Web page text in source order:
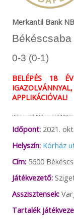
Merkantil Bank
0-3 (0-1)
BELÉPÉS 18
APPLIKÁCIÓVAL!
Időpont:2021.
Helyszín: Kórház
Cím:5600
Játékvezető:
Asszisztensek:
Tartalék